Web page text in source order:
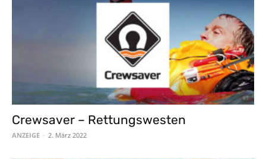
Crewsaver – Rettungswesten
ANZEIGE - 2. März 2022